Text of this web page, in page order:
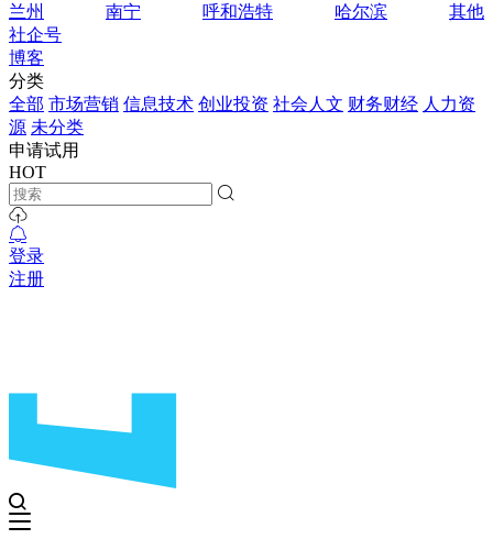
兰州
南宁 呼和浩特 哈尔滨
其他
社企号
博客
分类
全部 市场营销 信息技术 创业投资 社会人文 财务财经 人力资
源 未分类
申请试用
HOT
登录
注册